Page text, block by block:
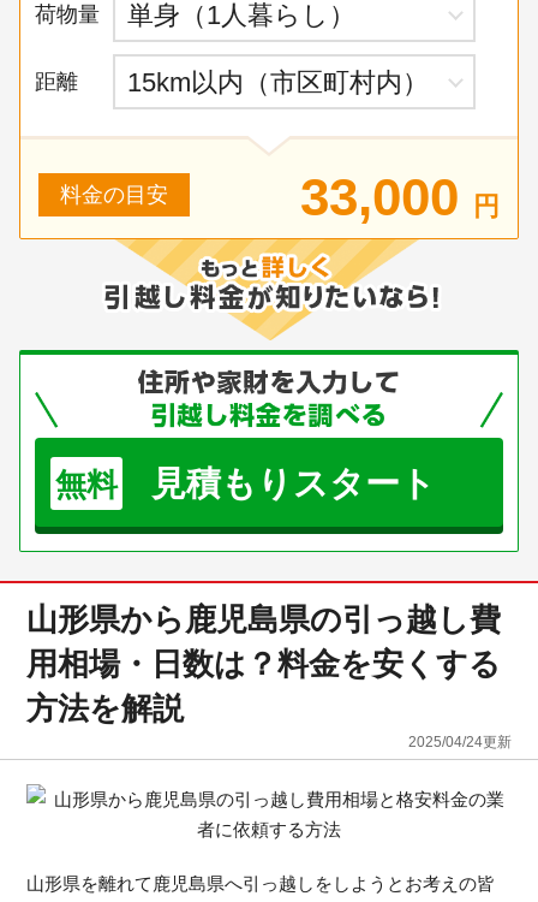
荷物量
距離
料金の目安 33,000 円
無料 見積もりスタート
山形県から鹿児島県の引っ越し費
用相場・日数は？料金を安くする
方法を解説
2025/04/24更新
山形県を離れて鹿児島県へ引っ越しをしようとお考えの皆